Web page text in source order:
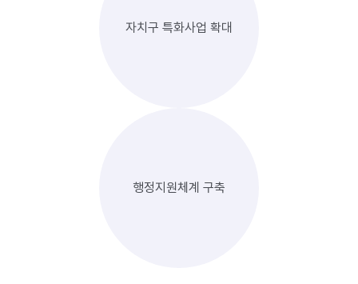
자치구 특화사업 확대
행정지원체계 구축